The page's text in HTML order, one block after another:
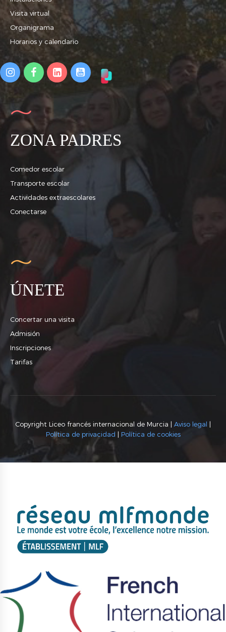
Visita virtual
Organigrama
Horarios y calendario
ZONA PADRES
Comedor escolar
Transporte escolar
Actividades extraescolares
Conectarse
ÚNETE
Concertar una visita
Admisión
Inscripciones
Tarifas
Copyright Liceo francés internacional de Murcia | Aviso legal |
Política de privacidad | Política de cookies